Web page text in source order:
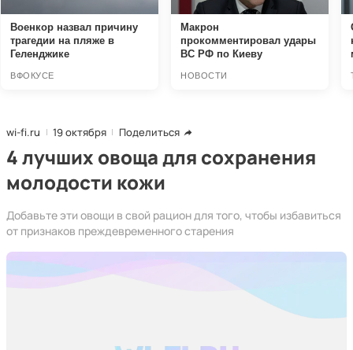
wi-fi.ru 19 октября Поделиться
4 лучших овоща для сохранения
молодости кожи
Добавьте эти овощи в свой рацион для того, чтобы избавиться
от признаков преждевременного старения